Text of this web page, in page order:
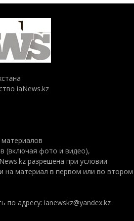
iaNews.kz
(включая фото и видео),
разрешена при условии
на материал в первом или во втором
по адресу: ianewskz@yandex.kz